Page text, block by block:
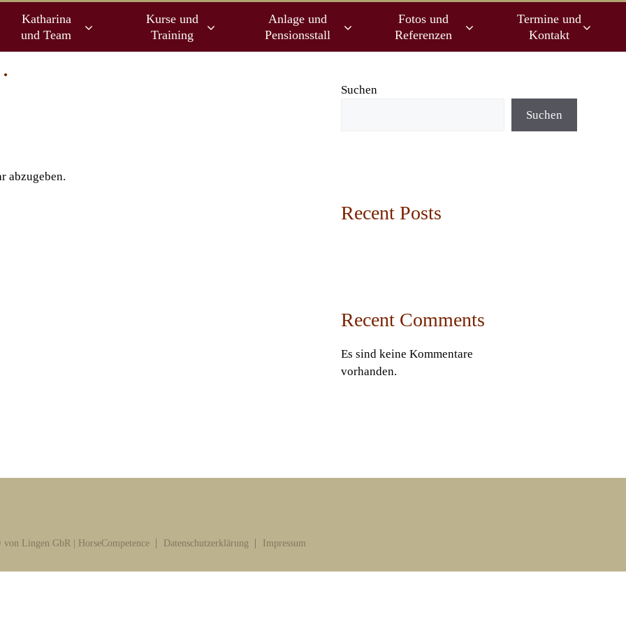
Katharina
und Team
Kurse und
Training
Anlage und
Pensionsstall
Fotos und
Referenzen
Termine und
Kontakt
abzugeben.
Suchen
Suchen
Recent Posts
Recent Comments
Es sind keine Kommentare
vorhanden.
Lingen GbR | HorseCompetence Datenschutzerklärung Impressum